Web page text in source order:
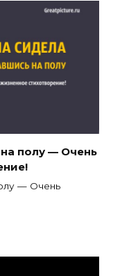
полу — Очень
— Очень